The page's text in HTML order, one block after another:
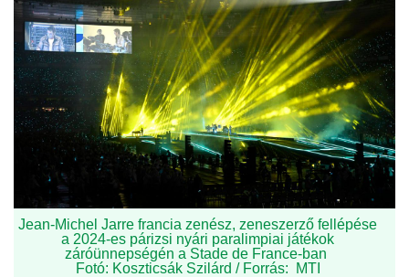
Jean-Michel Jarre francia zenész, zeneszerző fellépése
a 2024-es párizsi nyári paralimpiai játékok
záróünnepségén a Stade de France-ban
Fotó: Koszticsák Szilárd / Forrás: MTI